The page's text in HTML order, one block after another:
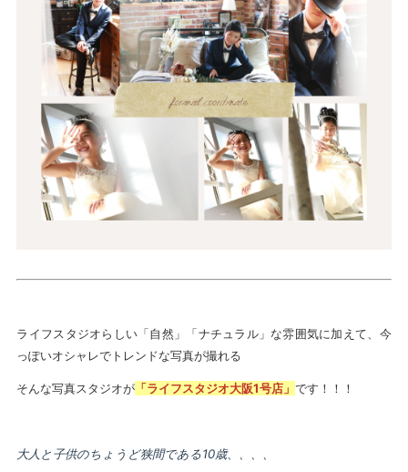
ライフスタジオらしい「自然」「ナチュラル」な雰囲気に加えて、今
っぽいオシャレでトレンドな写真が撮れる
そんな写真スタジオが 「ライフスタジオ大阪1号店」です！！！
大人と子供のちょうど狭間である10歳、、、、